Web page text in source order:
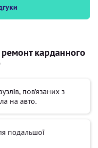
ремонт карданного
пов’язаних з
на авто.
подальшої